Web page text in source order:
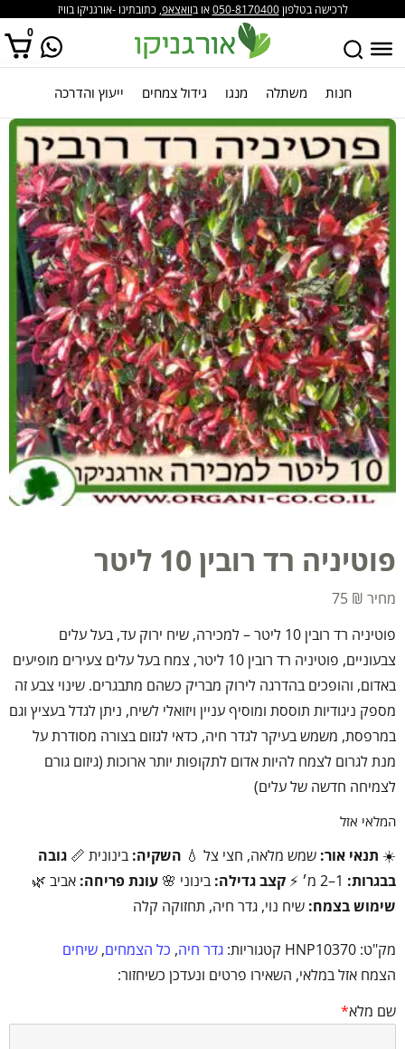
לרכישה בטלפון050-8170400או בוואצאפ, כתובתינו -אורגניקו בוויז
0
אין מוצרים בסל הקניות. חנות משתלה מנגו גידול צמחים ייעוץ והדרכה
פוטיניה רד רובין 10 ליטר
75 ₪
פוטיניה רד רובין 10 ליטר – למכירה, שיח ירוק עד, בעל עלים
צבעוניים, פוטיניה רד רובין 10 ליטר, צמח בעל עלים צעירים מופיעים
באדום, והופכים בהדרגה לירוק מבריק כשהם מתבגרים. שינוי צבע זה
מספק ניגודיות תוססת ומוסיף עניין ויזואלי לשיח, ניתן לגדל בעציץ וגם
במרפסת, משמש בעיקר לגדר חיה, כדאי לגזום בצורה מסודרת על
מנת לגרום לצמח להיות אדום לתקופות יותר ארוכות (גיזום גורם
לצמיחה חדשה של עלים)
המלאי אזל
☀️ תנאי אור: שמש מלאה, חצי צל 💧 השקיה: בינונית 📏 גובה
בבגרות: 1–2 מ׳ ⚡ קצב גדילה: בינוני 🌸 עונת פריחה: אביב 🌿
שימוש בצמח: שיח נוי, גדר חיה, תחזוקה קלה
מק"ט: HNP10370 קטגוריות: גדר חיה, כל הצמחים, שיחים
הצמח אזל במלאי, השאירו פרטים ונעדכן כשיחזור:
שם מלא*